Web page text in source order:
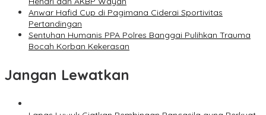
Anwar Hafid Cup di Pagimana Ciderai Sportivitas
Pertandingan
Sentuhan Humanis PPA Polres Banggai Pulihkan Trauma
Bocah Korban Kekerasan
Jangan Lewatkan